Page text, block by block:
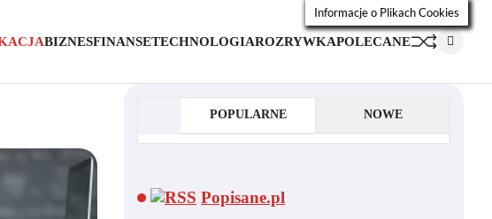
BIZNESFINANSETECHNOLOGIAROZRYWKAPOLECANE
POPULARNE NOWE
Popisane.pl
Informacje o Plikach Cookies